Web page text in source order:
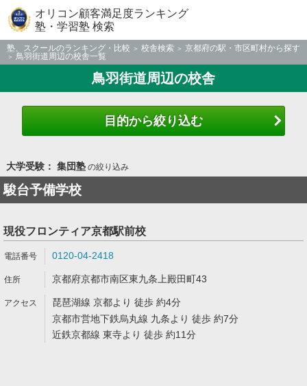
オリコン顧客満足度ランキング
塾・学習塾 検索
塾、スクールのランキング・比較 校舎検索
京都府の駅・市区町村から探す
鳥羽街道周辺の校舎一覧
鳥羽街道周辺の校舎
目的から絞り込む
大学受験： 集団塾の絞り込み
駿台予備学校
現役フロンティア京都駅前校
0120-04-2418
京都府京都市南区東九条上殿田町43
琵琶湖線 京都より 徒歩 約4分
京都市営地下鉄烏丸線 九条より 徒歩 約7分
近鉄京都線 東寺より 徒歩 約11分